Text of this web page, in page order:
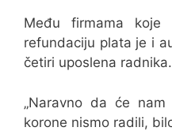
Među firmama
refundaciju plata je i
četiri uposlena radnika.
„Naravno da će
korone nismo radili,